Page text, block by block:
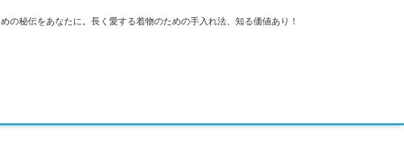
の秘伝をあなたに。長く愛する着物のための手入れ法、知る価値あり！